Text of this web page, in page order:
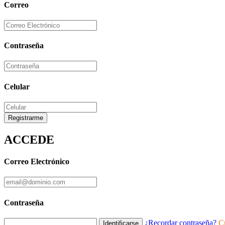
Correo
Contraseña
Celular
Registrarme
ACCEDE
Correo Electrónico
Contraseña
¿Recordar contraseña?